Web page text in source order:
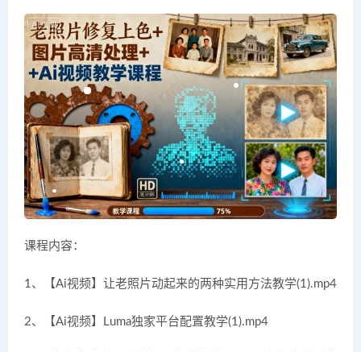
课程内容：
1、【Ai视频】让老照片动起来的两种实用方法教学(1).mp4
2、【Ai视频】Luma独家平台配置教学(1).mp4